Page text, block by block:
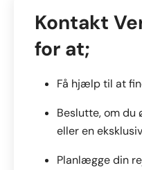
Kontakt
for at;
venligst
dette
tomt.
Få hjælp til at
Beslutte, om du
eller en
Planlægge din